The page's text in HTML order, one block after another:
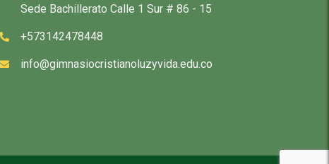
Sede Bachillerato Calle 1 Sur # 86 - 15
+573142478448
info@gimnasiocristianoluzyvida.edu.co